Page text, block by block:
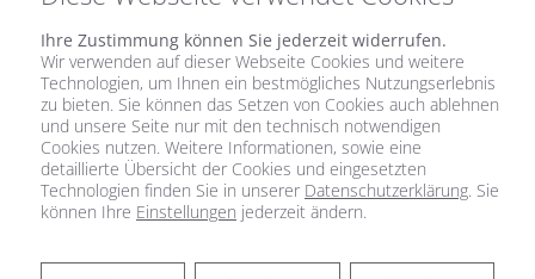
Haustechnik Zimmermann
Ihre Zustimmung können Sie jederzeit widerrufen.
Wir verwenden auf dieser Webseite Cookies und weitere
Technologien, um Ihnen ein bestmögliches Nutzungserlebnis
zu bieten. Sie können das Setzen von Cookies auch ablehnen
und unsere Seite nur mit den technisch notwendigen
Cookies nutzen. Weitere Informationen, sowie eine
detaillierte Übersicht der Cookies und eingesetzten
Technologien finden Sie in unserer Datenschutzerklärung. Sie
können Ihre Einstellungen jederzeit ändern.